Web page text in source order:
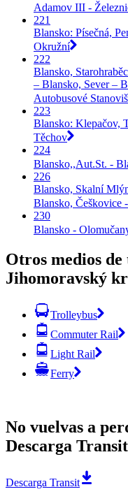
Adamov III -
221
Blansko: Písečná,
Okružní
222
Blansko,
– Blansko, Sever –
Autobusové
223
Blansko: Klepačov,
Těchov
224
Blansko,,Aut.St. -
226
Blansko, Skalní
Blansko, Češkovice
230
Blansko -
Otros medios
Jihomoravský
Trolleybus
Commuter Rail
Light Rail
Ferry
No vuelvas a
Descarga
Descarga Transit